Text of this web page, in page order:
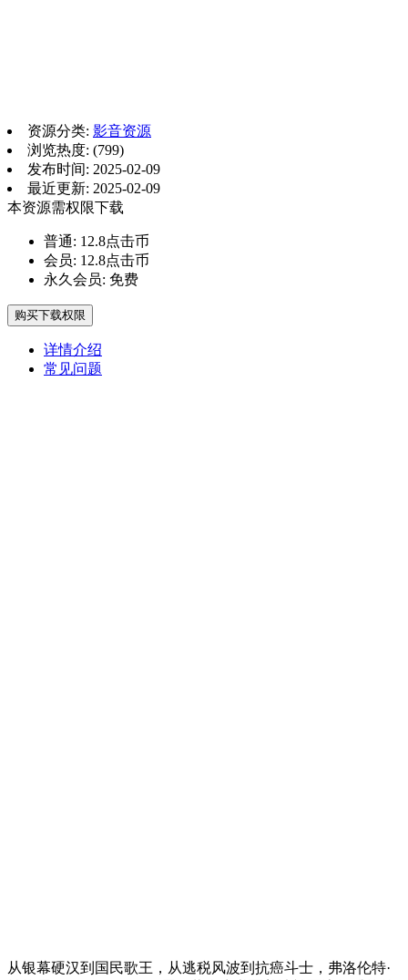
资源分类: 影音资源
浏览热度: (799)
发布时间: 2025-02-09
最近更新: 2025-02-09
本资源需权限下载
普通: 12.8点击币
会员: 12.8点击币
永久会员: 免费
购买下载权限
详情介绍
常见问题
从银幕硬汉到国民歌王，从逃税风波到抗癌斗士，弗洛伦特·